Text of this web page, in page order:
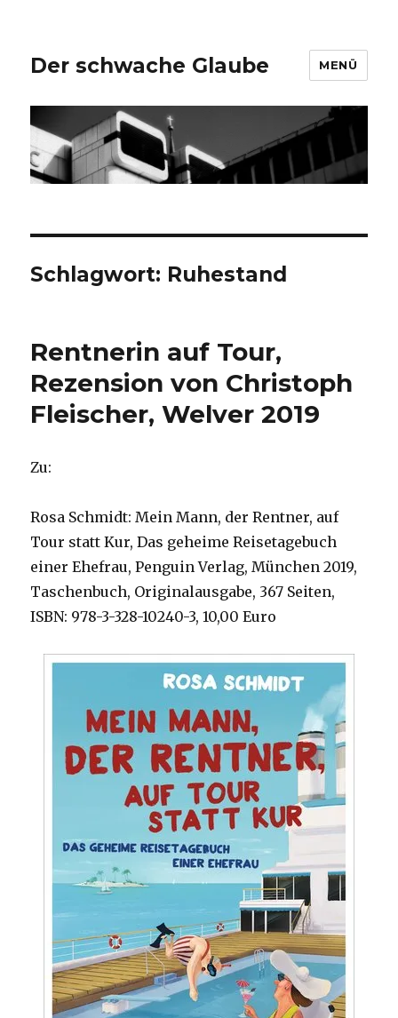
Der schwache Glaube MENÜ
Schlagwort: Ruhestand
Rentnerin auf Tour,
Rezension von Christoph
Fleischer, Welver 2019
Zu:
Rosa Schmidt: Mein Mann, der Rentner, auf
Tour statt Kur, Das geheime Reisetagebuch
einer Ehefrau, Penguin Verlag, München 2019,
Taschenbuch, Originalausgabe, 367 Seiten,
ISBN: 978-3-328-10240-3, 10,00 Euro